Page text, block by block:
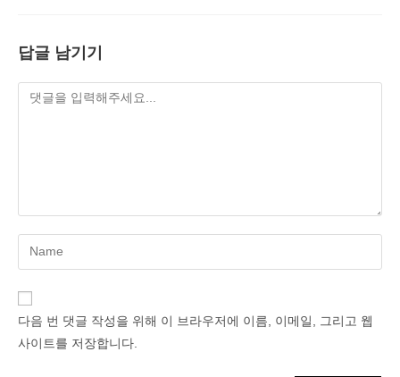
답글 남기기
Enter
your
name
다음 번 댓글 작성을 위해 이 브라우저에 이름, 이메일, 그리고 웹
사이트를 저장합니다.